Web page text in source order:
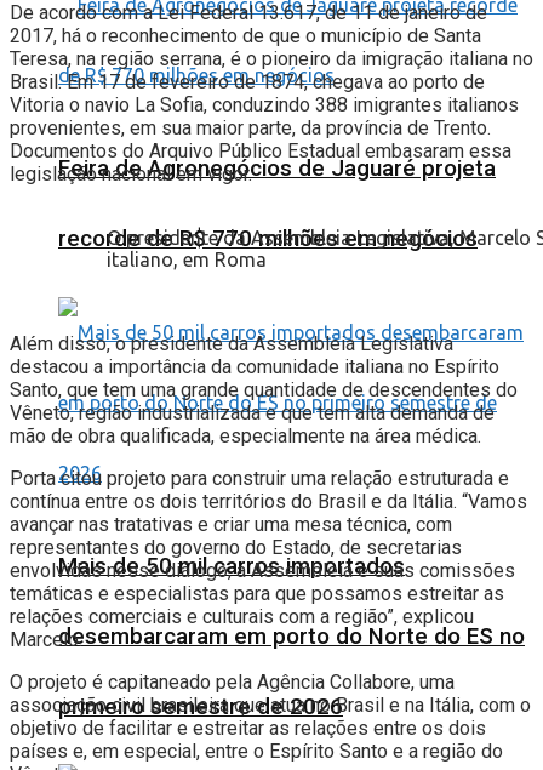
Feira de Agronegócios de Jaguaré projeta
recorde de R$ 770 milhões em negócios
Mais de 50 mil carros importados
desembarcaram em porto do Norte do ES no
primeiro semestre de 2026
De acordo com a Lei Federal 13.617, de 11 de janeiro de
2017, há o reconhecimento de que o município de Santa
Teresa, na região serrana, é o pioneiro da imigração italiana no
Brasil. Em 17 de fevereiro de 1874, chegava ao porto de
Vitoria o navio La Sofia, conduzindo 388 imigrantes italianos
provenientes, em sua maior parte, da província de Trento.
Documentos do Arquivo Público Estadual embasaram essa
legislação nacional em vigor.
O presidente da Assembleia Legislativa,
italiano, em Roma
Além disso, o presidente da Assembleia Legislativa
destacou a importância da comunidade italiana no Espírito
Santo, que tem uma grande quantidade de descendentes do
Vêneto, região industrializada e que tem alta demanda de
mão de obra qualificada, especialmente na área médica.
Porta citou projeto para construir uma relação estruturada e
contínua entre os dois territórios do Brasil e da Itália. “Vamos
avançar nas tratativas e criar uma mesa técnica, com
representantes do governo do Estado, de secretarias
envolvidas nesse diálogo, a Assembleia e suas comissões
temáticas e especialistas para que possamos estreitar as
relações comerciais e culturais com a região”, explicou
Marcelo.
O projeto é capitaneado pela Agência Collabore, uma
associação civil brasileira que atua no Brasil e na Itália, com o
objetivo de facilitar e estreitar as relações entre os dois
países e, em especial, entre o Espírito Santo e a região do